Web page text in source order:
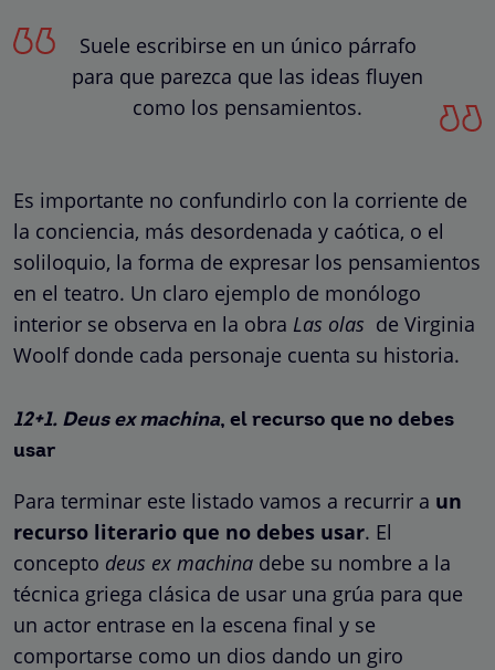
Suele escribirse en un único párrafo
para que parezca que las ideas fluyen
como los pensamientos.
Es importante no confundirlo con la corriente de
la conciencia, más desordenada y caótica, o el
soliloquio, la forma de expresar los pensamientos
en el teatro. Un claro ejemplo de monólogo
interior se observa en la obra Las olas de Virginia
Woolf donde cada personaje cuenta su historia.
12+1. Deus ex machina, el recurso que no debes
usar
Para terminar este listado vamos a recurrir a un
recurso literario que no debes usar. El
concepto deus ex machina debe su nombre a la
técnica griega clásica de usar una grúa para que
un actor entrase en la escena final y se
comportarse como un dios dando un giro